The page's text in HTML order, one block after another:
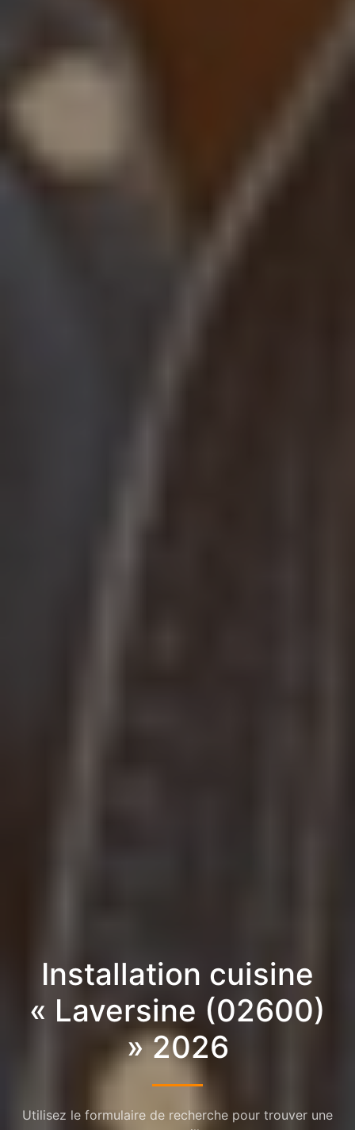
Installation cuisine
« Laversine (02600)
» 2026
Utilisez le formulaire de recherche pour trouver une